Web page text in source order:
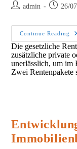
Postadmin
Post 26/
Continue Reading
Die gesetzliche
zusätzliche private
unerlässlich, um im
Zwei